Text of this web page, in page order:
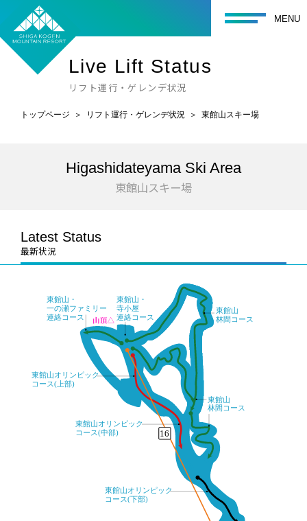
toggle MENU
Live Lift Status
リフト運行・ゲレンデ状況
トップページ リフト運行・ゲレンデ状況 東館山スキー場
Higashidateyama Ski Area
東館山スキー場
Latest Status
最新状況